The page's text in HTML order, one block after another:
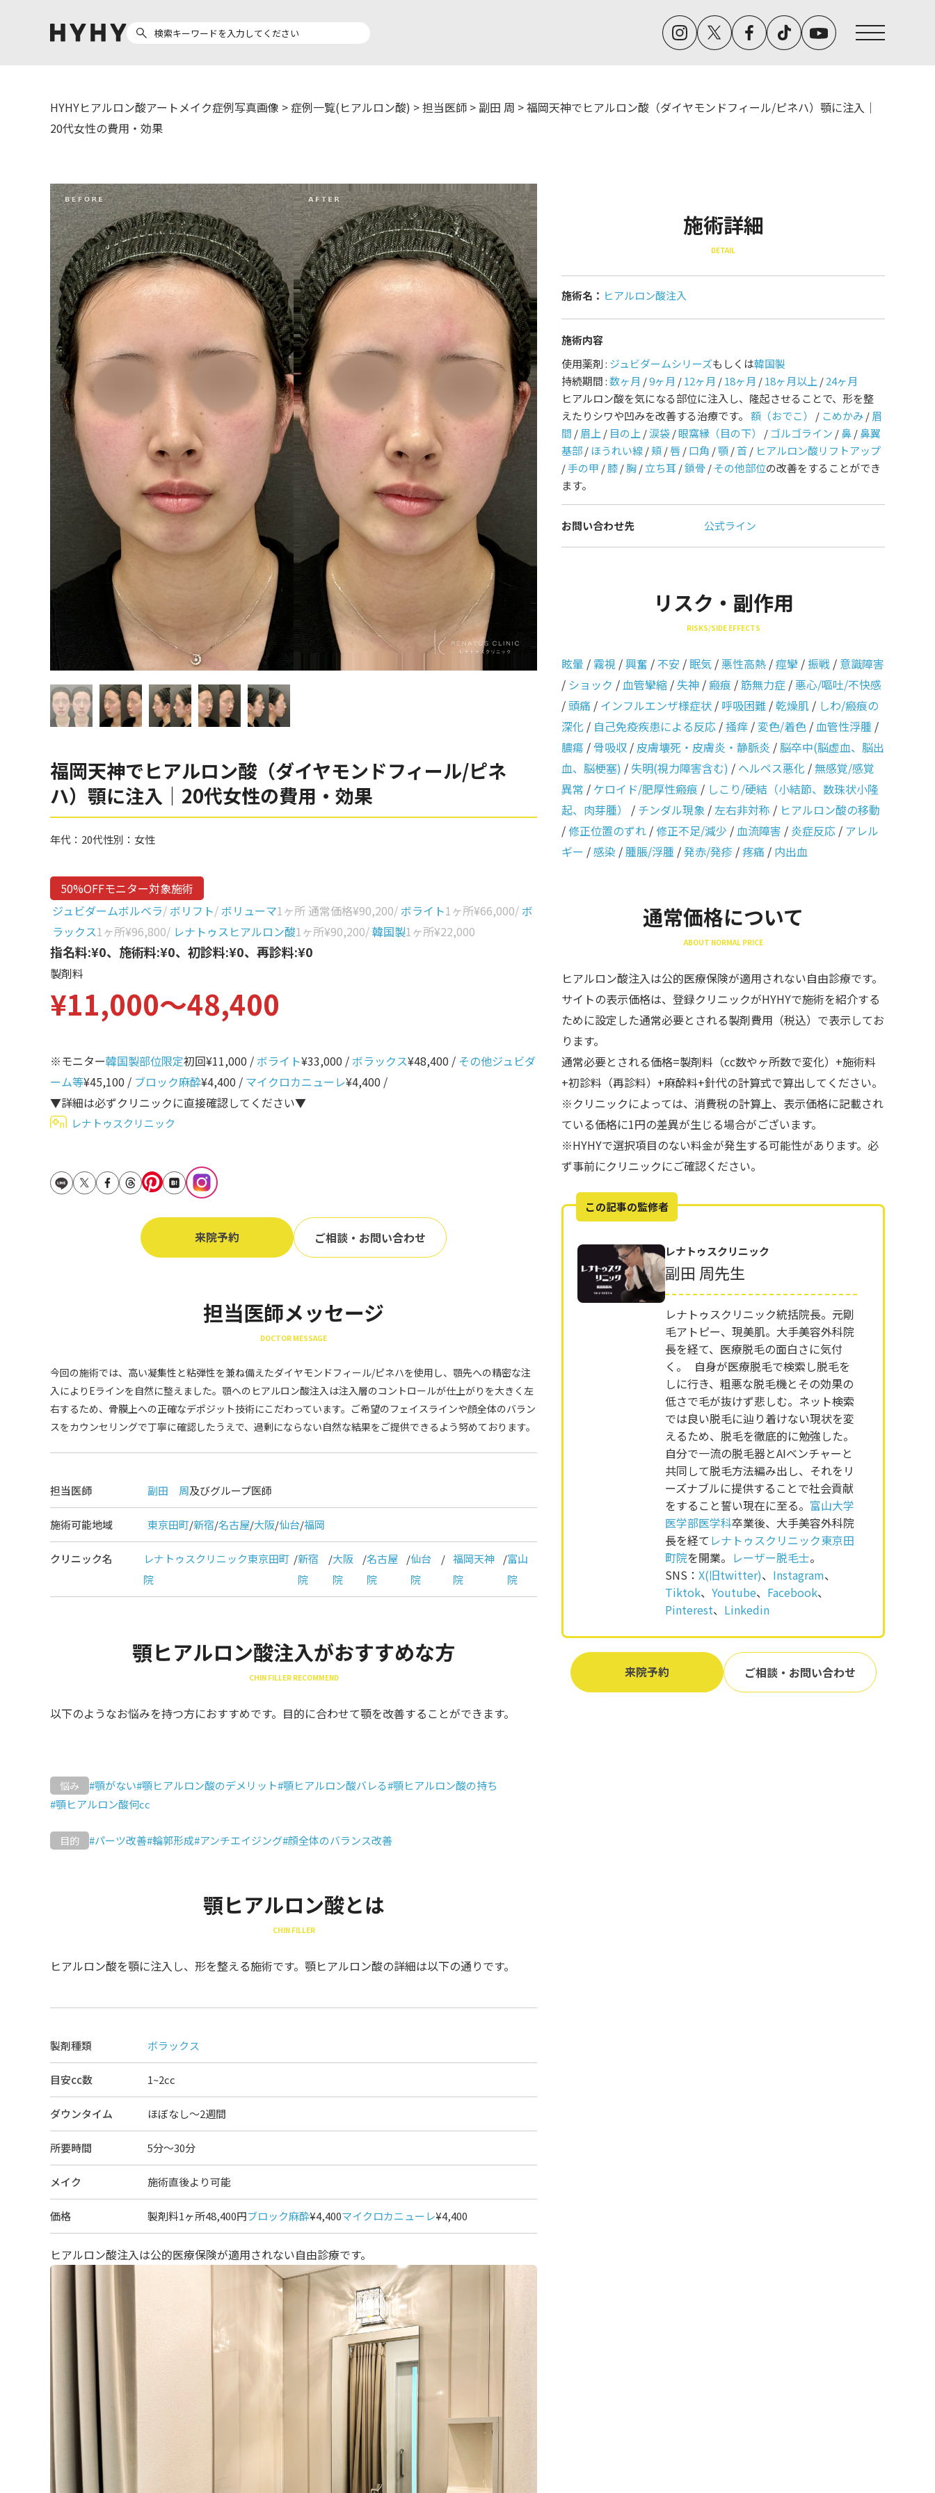
アートメイク症例一覧
クリニック一覧
医師一覧
看護師一覧
新着情報
お問い合わせ
プライバシーポリシー
未成年の方へ
コラム
ヒアルロン酸注入
東山 麻伊子
辻橋 勇祐
阿部 竜介
部位から探す
眼窩縁（目の下）
ゴルゴライン
ほうれい線
ヒアルロン酸リフトアッ
ザーフ(XERF)
ボラックス
ボリューマ
ボリフト
ボライト
レナトゥスヒアルロン酸
ダイヤモンドフィール/ピ
スネコス
リジュラン
ゴウリ
目の下のクマ取り
Gender
性別から探す
男性
Age
年代から探す
30代
40代
50代
60代
80代
Region
地域から探す
名古屋
仙台
福岡
HYHYヒアルロン酸アートメイク症例写真画像 >症例一覧(ヒアルロン酸) >担当医師 > 副田 周 >福岡天神でヒアルロン酸（ダイヤモンドフィール/ピネハ）顎に注入｜
20代女性の費用・効果
福岡天神でヒアルロン酸（ダイヤモンドフィール/ピネ
ハ）顎に注入｜20代女性の費用・効果
年代： 20代性別： 女性
50%OFFモニター対象施術
ジュビダームボルベラ/ ボリフト/ ボリューマ1ヶ所 通常価格¥90,200/ ボライト1ヶ所¥66,000/ ボ
ラックス1ヶ所¥96,800/ レナトゥスヒアルロン酸1ヶ所¥90,200/韓国製1ヶ所¥22,000
指名料:¥0、施術料:¥0、初診料:¥0、再診料:¥0
製剤料
¥11,000〜48,400
※モニター韓国製部位限定初回¥11,000 / ボライト¥33,000 / ボラックス¥48,400 / その他ジュビダ
ーム等¥45,100 / ブロック麻酔¥4,400 / マイクロカニューレ¥4,400 /
▼詳細は必ずクリニックに直接確認してください▼
レナトゥスクリニック
来院予約 ご相談・お問い合わせ
担当医師メッセージ
DOCTOR MESSAGE
今回の施術では、高い凝集性と粘弾性を兼ね備えたダイヤモンドフィール/ピネハを使用し、顎先への精密な注
入によりEラインを自然に整えました。顎へのヒアルロン酸注入は注入層のコントロールが仕上がりを大きく左
右するため、骨膜上への正確なデポジット技術にこだわっています。ご希望のフェイスラインや顔全体のバラン
スをカウンセリングで丁寧に確認したうえで、過剰にならない自然な結果をご提供できるよう努めております。
担当医師 副田 周及びグループ医師
施術可能地域 東京田町/新宿/名古屋/大阪/仙台/福岡
クリニック名
レナトゥスクリニック東京田町
院
/新宿
院
/大阪
院
/名古屋
院
/仙台
院
/ 福岡天神
院
/富山
院
顎ヒアルロン酸注入がおすすめな方
CHIN FILLER RECOMMEND
以下のようなお悩みを持つ方におすすめです。目的に合わせて顎を改善することができます。
悩み #顎がない#顎ヒアルロン酸のデメリット#顎ヒアルロン酸バレる#顎ヒアルロン酸の持ち
#顎ヒアルロン酸何cc
目的 #パーツ改善#輪郭形成#アンチエイジング#顔全体のバランス改善
顎ヒアルロン酸とは
CHIN FILLER
ヒアルロン酸を顎に注入し、形を整える施術です。顎ヒアルロン酸の詳細は以下の通りです。
製剤種類 ボラックス
目安cc数 1~2cc
ダウンタイム ほぼなし〜2週間
所要時間 5分～30分
メイク 施術直後より可能
価格 製剤料1ヶ所48,400円ブロック麻酔¥4,400マイクロカニューレ¥4,400
ヒアルロン酸注入は公的医療保険が適用されない自由診療です。
施術詳細
DETAIL
施術名： ヒアルロン酸注入
施術内容
使用薬剤 : ジュビダームシリーズもしくは韓国製
持続期間 :数ヶ月 /9ヶ月 /12ヶ月 /18ヶ月 /18ヶ月以上 /24ヶ月
ヒアルロン酸を気になる部位に注入し、隆起させることで、形を整
えたりシワや凹みを改善する治療です。 額（おでこ） / こめかみ/眉
間 /眉上 / 目の上 /涙袋/眼窩縁（目の下） / ゴルゴライン /鼻/鼻翼
基部/ ほうれい線/頬/唇/口角 /顎/首/ ヒアルロン酸リフトアップ
/手の甲 /膝/胸/立ち耳/鎖骨 /その他部位の改善をすることができ
ます。
お問い合わせ先 公式ライン
リスク・副作用
RISKS/SIDE EFFECTS
眩暈 /霧視 /興奮 / 不安 / 眠気 /悪性高熱 /痙攣 /振戦 / 意識障害
/ ショック /血管攣縮 /失神 /瘢痕 /筋無力症 /悪心/嘔吐/不快感
/頭痛 / インフルエンザ様症状 / 呼吸困難 /乾燥肌 / しわ/瘢痕の
深化 / 自己免疫疾患による反応 /掻痒 /変色/着色 /血管性浮腫 /
膿瘍 / 骨吸収 / 皮膚壊死・皮膚炎・静脈炎 /脳卒中(脳虚血、脳出
血、脳梗塞) /失明(視力障害含む) / ヘルペス悪化 /無感覚/感覚
異常 / ケロイド/肥厚性瘢痕 / しこり/硬結（小結節、数珠状小隆
起、肉芽腫）
/ チンダル現象 /左右非対称 / ヒアルロン酸の移動
/修正位置のずれ /修正不足/減少 /血流障害 / 炎症反応 / アレル
ギー /感染 /腫脹/浮腫 /発赤/発疹 /疼痛 / 内出血
通常価格について
ABOUT NORMAL PRICE
ヒアルロン酸注入は公的医療保険が適用されない自由診療です。
サイトの表示価格は、登録クリニックがHYHYで施術を紹介する
ために設定した通常必要とされる製剤費用（税込）で表示してお
ります。
通常必要とされる価格=製剤料（cc数やヶ所数で変化）+施術料
+初診料（再診料）+麻酔料+針代の計算式で算出してください。
※クリニックによっては、消費税の計算上、表示価格に記載され
ている価格に1円の差異が生じる場合がございます。
※HYHYで選択項目のない料金が発生する可能性があります。必
ず事前にクリニックにご確認ください。
この記事の監修者
レナトゥスクリニック
副田 周先生
レナトゥスクリニック統括院長。元剛
毛アトピー、現美肌。大手美容外科院
長を経て、医療脱毛の面白さに気付
く。 自身が医療脱毛で検索し脱毛を
しに行き、粗悪な脱毛機とその効果の
低さで毛が抜けず悲しむ。ネット検索
では良い脱毛に辿り着けない現状を変
えるため、脱毛を徹底的に勉強した。
自分で一流の脱毛器とAIベンチャーと
共同して脱毛方法編み出し、それをリ
ーズナブルに提供することで社会貢献
をすること誓い現在に至る。 富山大学
医学部医学科卒業後、大手美容外科院
長を経て レナトゥスクリニック東京田
町院を開業。 レーザー脱毛士。
SNS： X(旧twitter)、 Instagram、
Tiktok、 Youtube、 Facebook、
Pinterest、 Linkedin
来院予約 ご相談・お問い合わせ